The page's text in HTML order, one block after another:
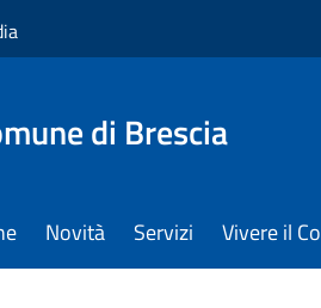
di Brescia
Novità Servizi Vivere il